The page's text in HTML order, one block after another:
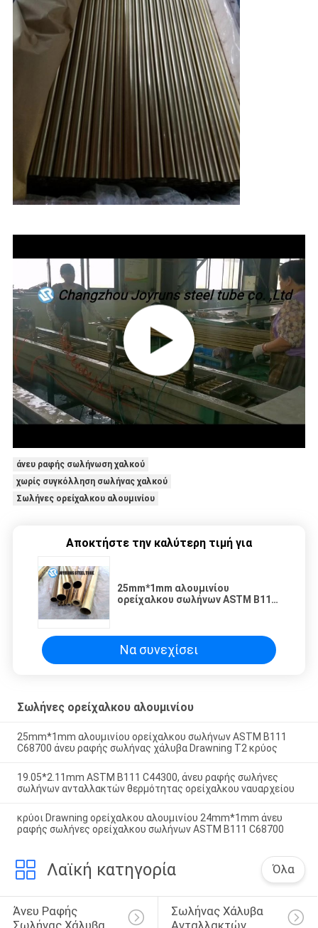
άνευ ραφής σωλήνωση χαλκού
χωρίς συγκόλληση σωλήνας χαλκού
Σωλήνες ορείχαλκου αλουμινίου
Αποκτήστε την καλύτερη τιμή για
25mm*1mm αλουμινίου
ορείχαλκου σωλήνων ASTM B111
Να συνεχίσει
Σωλήνες ορείχαλκου αλουμινίου
25mm*1mm αλουμινίου ορείχαλκου σωλήνων ASTM B111
C68700 άνευ ραφής σωλήνας χάλυβα Drawning T2 κρύος
19.05*2.11mm ASTM B111 C44300, άνευ ραφής σωλήνες
σωλήνων ανταλλακτών θερμότητας ορείχαλκου ναυαρχείου
κρύοι Drawning ορείχαλκου αλουμινίου 24mm*1mm άνευ
ραφής σωλήνες ορείχαλκου σωλήνων ASTM B111 C68700
Λαϊκή κατηγορία Όλα
Άνευ Ραφής
Σωλήνας Χάλυβα